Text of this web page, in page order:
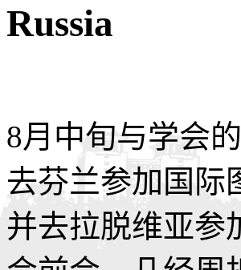
Russia
8月中旬与学会
去芬兰参加国际
并去拉脱维亚参